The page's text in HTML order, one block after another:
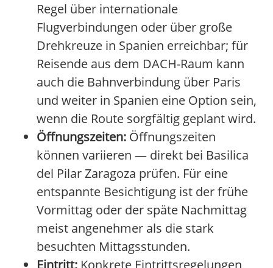
Regel über internationale
Flugverbindungen oder über große
Drehkreuze in Spanien erreichbar; für
Reisende aus dem DACH-Raum kann
auch die Bahnverbindung über Paris
und weiter in Spanien eine Option sein,
wenn die Route sorgfältig geplant wird.
Öffnungszeiten: Öffnungszeiten
können variieren — direkt bei Basilica
del Pilar Zaragoza prüfen. Für eine
entspannte Besichtigung ist der frühe
Vormittag oder der späte Nachmittag
meist angenehmer als die stark
besuchten Mittagsstunden.